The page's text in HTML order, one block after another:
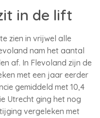
in de lift
zien in vrijwel alle
nam het aantal
af. In Flevoland zijn de
met een jaar eerder
gemiddeld met 10,4
Utrecht ging het nog
vergeleken met